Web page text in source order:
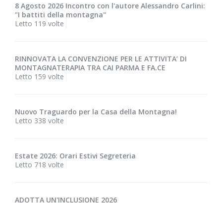
8 Agosto 2026 Incontro con l'autore Alessandro Carlini:
"I battiti della montagna"
Letto 119 volte
RINNOVATA LA CONVENZIONE PER LE ATTIVITA’ DI
MONTAGNATERAPIA TRA CAI PARMA E FA.CE
Letto 159 volte
Nuovo Traguardo per la Casa della Montagna!
Letto 338 volte
Estate 2026: Orari Estivi Segreteria
Letto 718 volte
ADOTTA UN'INCLUSIONE 2026